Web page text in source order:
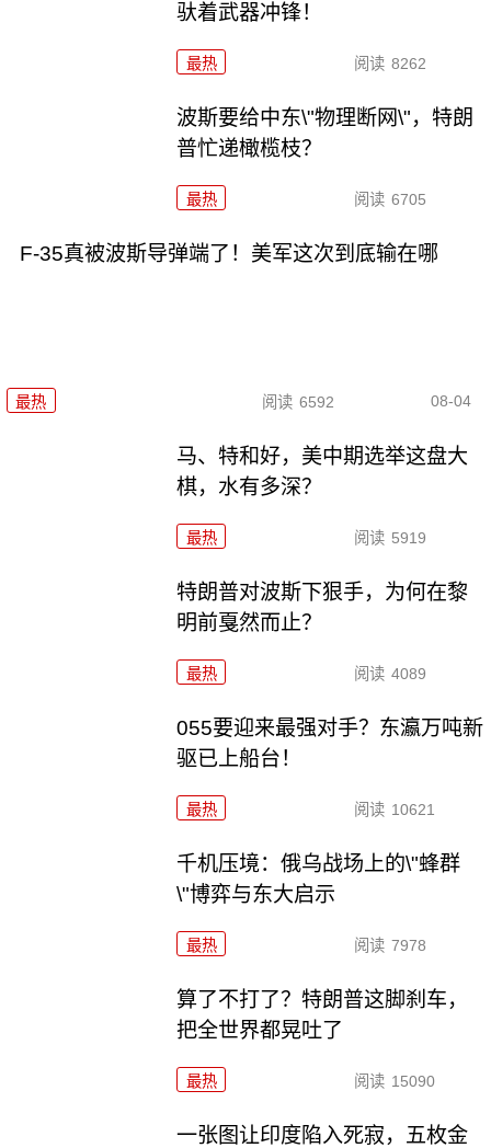
驮着武器冲锋！
最热 阅读 8262
波斯要给中东\"物理断网\"，特朗
普忙递橄榄枝？
最热 阅读 6705
F-35真被波斯导弹端了！美军这次到底输在哪
最热 阅读 6592 08-04
马、特和好，美中期选举这盘大
棋，水有多深？
最热 阅读 5919
特朗普对波斯下狠手，为何在黎
明前戛然而止？
最热 阅读 4089
055要迎来最强对手？东瀛万吨新
驱已上船台！
最热 阅读 10621
千机压境：俄乌战场上的\"蜂群
\"博弈与东大启示
最热 阅读 7978
算了不打了？特朗普这脚刹车，
把全世界都晃吐了
最热 阅读 15090
一张图让印度陷入死寂，五枚金